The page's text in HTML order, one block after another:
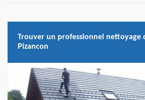
Trouver un professionnel nettoyage
Pizancon